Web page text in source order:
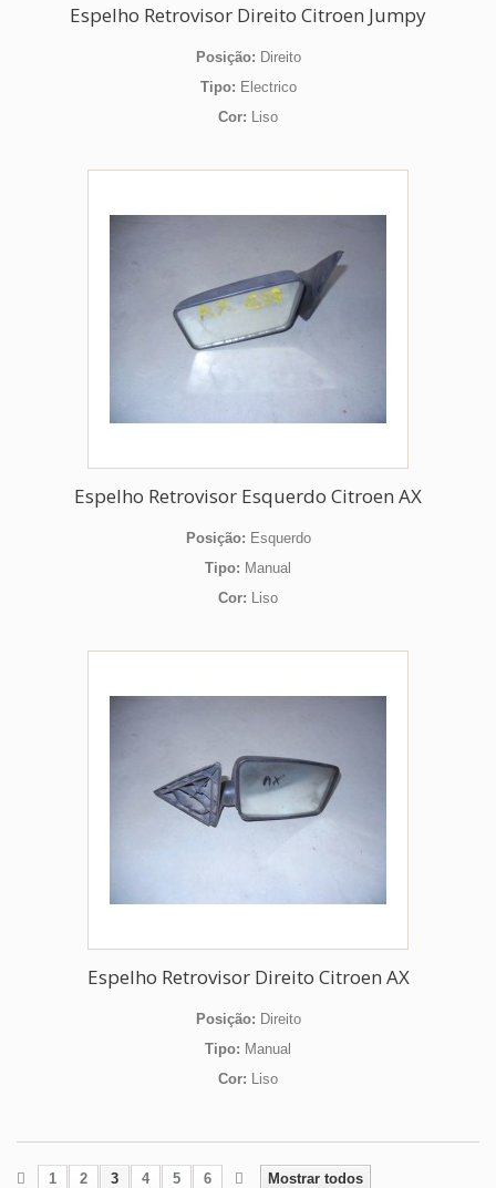
Espelho Retrovisor Direito Citroen Jumpy
Posição: Direito
Tipo: Electrico
Cor: Liso
Espelho Retrovisor Esquerdo Citroen AX
Posição: Esquerdo
Tipo: Manual
Cor: Liso
Espelho Retrovisor Direito Citroen AX
Posição: Direito
Tipo: Manual
Cor: Liso
Mostrar todos
1 2 3 4 5 6